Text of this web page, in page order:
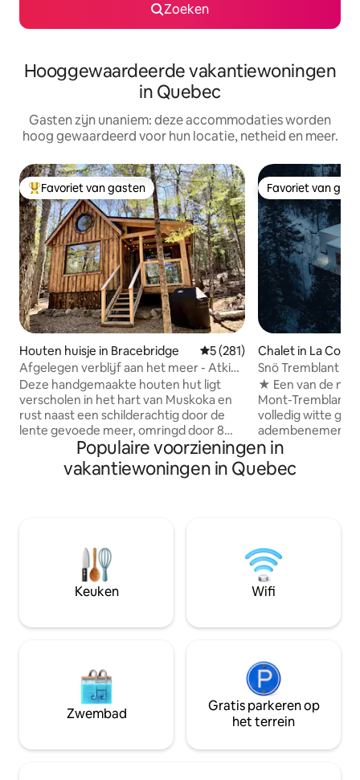
Zoeken
Hooggewaardeerde vakantiewoningen
in Quebec
Gasten zijn unaniem: deze accommodaties worden
hoog gewaardeerd voor hun locatie, netheid en meer.
Topfavoriet van gasten
Favoriet van gasten
Houten huisje in Bracebridge Gemiddelde beoordeling
5 (281)
Afgelegen verblijf aan het meer - Atkins
Hideaway
Deze handgemaakte houten hut ligt
verscholen in het hart van Muskoka en
rust naast een schilderachtig door de
lente gevoede meer, omringd door 8
hectare privébos. Geniet op slechts tien
minuten van Bracebridge van het
serene leven aan het meer en de
en buitenbranden. Een Provincial Park
Day Pass is inbegrepen (*waarborg
vereist) voor extra avontuur. Kom tot
rust, laad op en maak opnieuw contact.
Favoriet van
Favoriet van
Chalet in La
Snö Tremblant l
spa en uitzicht #1
★ Een van de
Mont-
volledig witte
adembenemend
van Mont-
majestueus
ramen die
volledig glazen
panoramisch
bubbelbad voor
Populaire voorzieningen in
vakantiewoningen in Quebec
Keuken Wifi
Zwembad
Gratis parkeren op
het terrein